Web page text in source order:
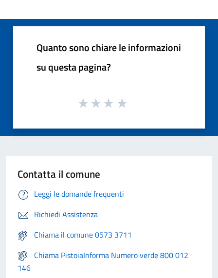
Quanto sono chiare le informazioni
su questa pagina?
Contatta il comune
Leggi le domande frequenti
Richiedi Assistenza
Chiama il comune 0573 3711
Chiama PistoiaInforma Numero verde 800 012
146